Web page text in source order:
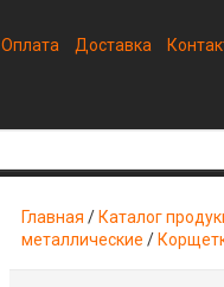
Оплата Доставка
Главная / Каталог
металлические /